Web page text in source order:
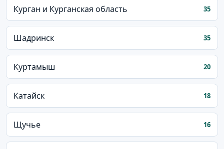
Курган и Курганская область 35
Шадринск 35
Куртамыш 20
Катайск 18
Щучье 16